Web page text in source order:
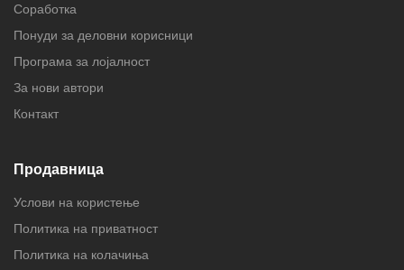
Соработка
Понуди за деловни корисници
Програма за лојалност
За нови автори
Контакт
Продавница
Услови на користење
Политика на приватност
Политика на колачиња